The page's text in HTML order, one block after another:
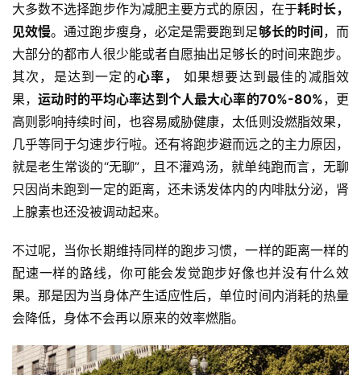
比
大多数不选择跑步作为减肥主要方式的原因，在于耗时长，
见效慢。通过跑步瘦身，必定是需要跑到足够长的时间 ，而
大部分的都市人很少能或者自愿抽出足够长的时间来跑步。
其次，是达到一定的心率，
如果想要达到最佳的减脂效
果，运动时的平均心率达到个人最大心率的70%-80%，更
高则影响持续时间，也容易威胁健康，太低则没燃脂效果，
几乎等同于匀速步行啦。还有将跑步避而远之的主力原因，
就是老生常谈的“无聊”，且不灌鸡汤，就单纯跑而言，无聊
只因尚未跑到一定的距离，还未诱发体内的内啡肽分泌，肾
上腺素也还没被调动起来。
不过呢，当你长期维持同样的跑步习惯，一样的距离一样的
配速一样的路线，你可能会发觉跑步好像也并没有什么效
果。那是因为当身体产生适应性后，单位时间内消耗的热量
会降低，身体不会再以原来的效率燃脂。